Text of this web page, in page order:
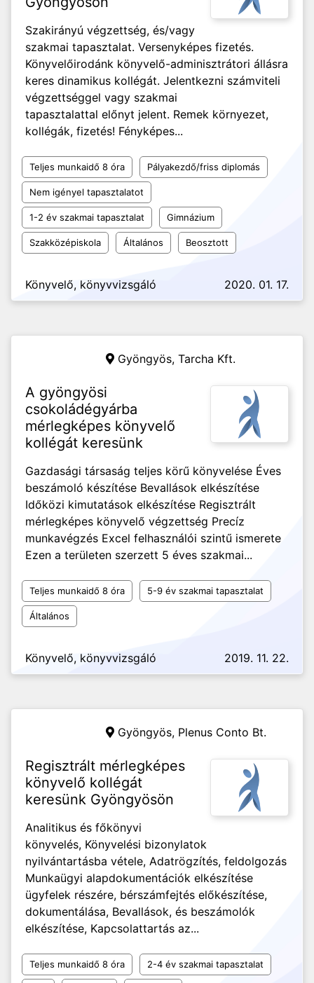
Szakirányú végzettség, és/vagy
szakmai tapasztalat. Versenyképes fizetés.
Könyvelőirodánk könyvelő-adminisztrátori állásra
keres dinamikus kollégát. Jelentkezni számviteli
végzettséggel vagy szakmai
tapasztalattal előnyt jelent. Remek környezet,
kollégák, fizetés! Fényképes...
Teljes munkaidő 8 óra Pályakezdő/friss diplomás
Nem igényel tapasztalatot
1-2 év szakmai tapasztalat Gimnázium
Szakközépiskola Általános Beosztott
Könyvelő, könyvvizsgáló 2020. 01. 17.
Gyöngyös, Tarcha Kft.
A gyöngyösi
csokoládégyárba
mérlegképes könyvelő
kollégát keresünk
Gazdasági társaság teljes körű könyvelése Éves
beszámoló készítése Bevallások elkészítése
Időközi kimutatások elkészítése Regisztrált
mérlegképes könyvelő végzettség Precíz
munkavégzés Excel felhasználói szintű ismerete
Ezen a területen szerzett 5 éves szakmai...
Teljes munkaidő 8 óra 5-9 év szakmai tapasztalat
Általános
Könyvelő, könyvvizsgáló 2019. 11. 22.
Gyöngyös, Plenus Conto Bt.
Regisztrált mérlegképes
könyvelő kollégát
keresünk Gyöngyösön
Analitikus és főkönyvi
könyvelés, Könyvelési bizonylatok
nyilvántartásba vétele, Adatrögzítés, feldolgozás
Munkaügyi alapdokumentációk elkészítése
ügyfelek részére, bérszámfejtés előkészítése,
dokumentálása, Bevallások, és beszámolók
elkészítése, Kapcsolattartás az...
Teljes munkaidő 8 óra 2-4 év szakmai tapasztalat